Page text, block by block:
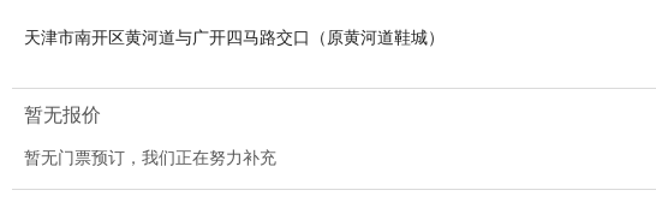
天津市南开区黄河道与广开四马路交口（原黄河道鞋城）
暂无报价
暂无门票预订，我们正在努力补充